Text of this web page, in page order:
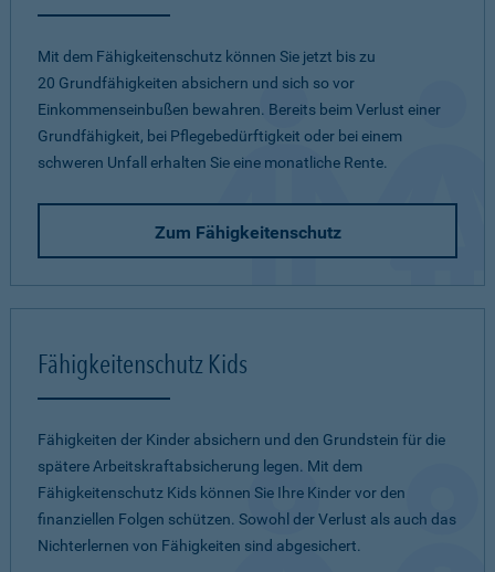
Mit dem Fähigkeitenschutz können Sie jetzt bis zu
20 Grundfähigkeiten absichern und sich so vor
Einkommenseinbußen bewahren. Bereits beim Verlust einer
Grundfähigkeit, bei Pflegebedürftigkeit oder bei einem
schweren Unfall erhalten Sie eine monatliche Rente.
Zum Fähigkeitenschutz
Fähigkeitenschutz Kids
Fähigkeiten der Kinder absichern und den Grundstein für die
spätere Arbeitskraftabsicherung legen. Mit dem
Fähigkeitenschutz Kids können Sie Ihre Kinder vor den
finanziellen Folgen schützen. Sowohl der Verlust als auch das
Nichterlernen von Fähigkeiten sind abgesichert.